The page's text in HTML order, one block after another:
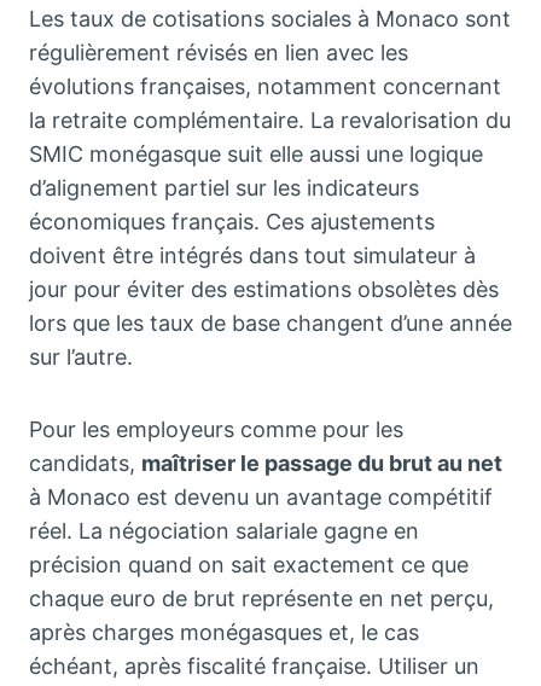
Les taux de cotisations sociales à Monaco sont
régulièrement révisés en lien avec les
évolutions françaises, notamment concernant
la retraite complémentaire. La revalorisation du
SMIC monégasque suit elle aussi une logique
d’alignement partiel sur les indicateurs
économiques français. Ces ajustements
doivent être intégrés dans tout simulateur à
jour pour éviter des estimations obsolètes dès
lors que les taux de base changent d’une année
sur l’autre.
Pour les employeurs comme pour les
candidats, maîtriser le passage du brut au net
à Monaco est devenu un avantage compétitif
réel. La négociation salariale gagne en
précision quand on sait exactement ce que
chaque euro de brut représente en net perçu,
après charges monégasques et, le cas
échéant, après fiscalité française. Utiliser un